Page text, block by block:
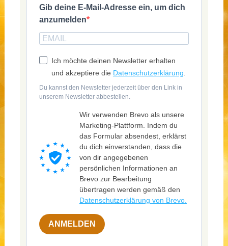
Gib deine E-Mail-Adresse ein, um dich
anzumelden
Ich möchte deinen Newsletter erhalten
und akzeptiere die Datenschutzerklärung
Du kannst den Newsletter jederzeit über den Link in
unserem Newsletter abbestellen.
Wir verwenden Brevo als unsere
Marketing-Plattform. Indem du
das Formular absendest, erklärst
du dich einverstanden, dass die
von dir angegebenen
persönlichen Informationen an
Brevo zur Bearbeitung
übertragen werden gemäß den
Datenschutzerklärung von Brevo.
ANMELDEN